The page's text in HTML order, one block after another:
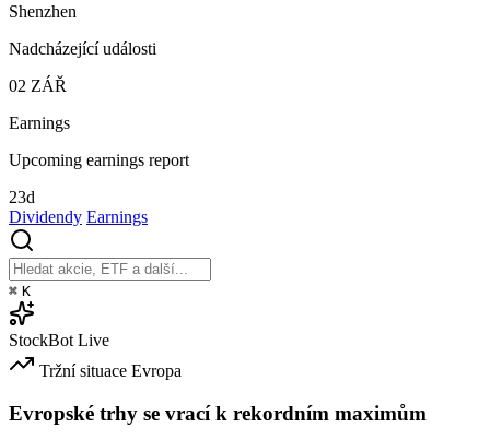
Shenzhen
Nadcházející události
02 ZÁŘ
Earnings
Upcoming earnings report
23d
Dividendy Earnings
⌘ K
StockBot Live
Tržní situace Evropa
Evropské trhy se vrací k rekordním maximům